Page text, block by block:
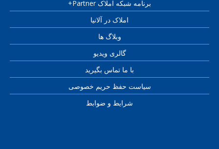
برنامه شبکه املاک Partner+
املاک در آلانیا
وبلاگ ها
گالری ویدیو
با ما تماس بگیرید
سیاست حفظ حریم خصوصی
شرایط و ضوابط